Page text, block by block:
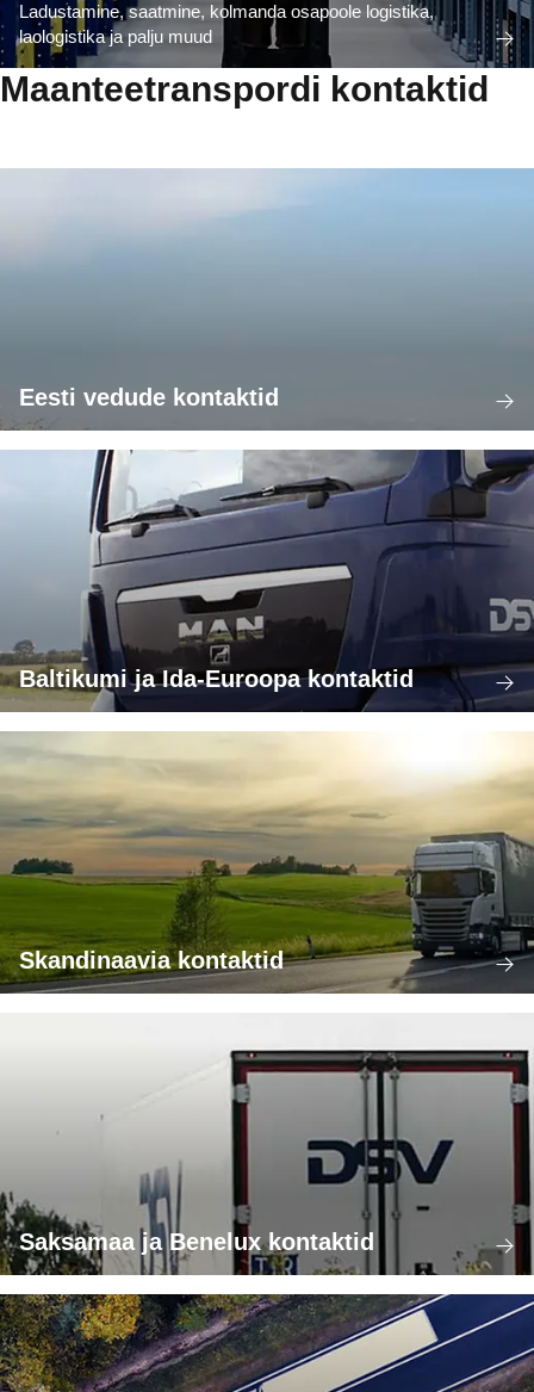
Ladustamine, saatmine, kolmanda osapoole logistika,
laologistika ja palju muud
Maanteetranspordi kontaktid
Eesti vedude kontaktid
Baltikumi ja Ida-Euroopa kontaktid
Skandinaavia kontaktid
Saksamaa ja Benelux kontaktid